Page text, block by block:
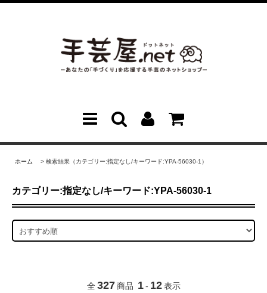
ホーム > 検索結果（カテゴリー:指定なし/キーワード:YPA-56030-1）
カテゴリー:指定なし/キーワード:YPA-56030-1
全 327 商品 1 - 12 表示